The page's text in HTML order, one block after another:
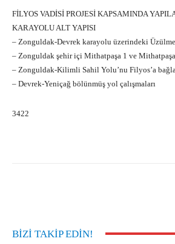
FİLYOS VADİSİ PROJESİ KAPSAMINDA
KARAYOLU ALT YAPISI
– Zonguldak-Devrek karayolu üzerindeki
– Zonguldak şehir içi Mithatpaşa 1 ve
– Zonguldak-Kilimli Sahil Yolu’nu Filyos’a
– Devrek-Yeniçağ bölünmüş yol çalışmaları
3422
BIZI TAKIP EDIN!